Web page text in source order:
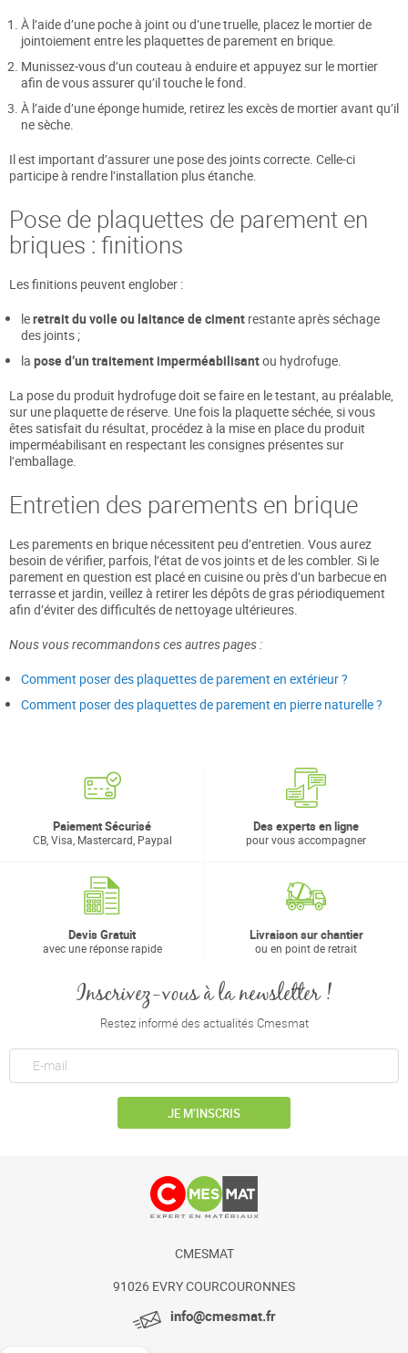
À l’aide d’une poche à joint ou d’une truelle, placez le mortier de
jointoiement entre les plaquettes de parement en brique.
Munissez-vous d’un couteau à enduire et appuyez sur le mortier
afin de vous assurer qu’il touche le fond.
À l’aide d’une éponge humide, retirez les excès de mortier avant qu’il
ne sèche.
Il est important d’assurer une pose des joints correcte. Celle-ci
participe à rendre l’installation plus étanche.
Pose de plaquettes de parement en
briques : finitions
Les finitions peuvent englober :
leretrait du voile ou laitance de ciment restante après séchage
des joints ;
la pose d’un traitement imperméabilisantou hydrofuge.
La pose du produit hydrofuge doit se faire en le testant, au préalable,
sur une plaquette de réserve. Une fois la plaquette séchée, si vous
êtes satisfait du résultat, procédez à la mise en place du produit
imperméabilisant en respectant les consignes présentes sur
l’emballage.
Entretien des parements en brique
Les parements en brique nécessitent peu d’entretien. Vous aurez
besoin de vérifier, parfois, l’état de vos joints et de les combler. Si le
parement en question est placé en cuisine ou près d’un barbecue en
terrasse et jardin, veillez à retirer les dépôts de gras périodiquement
afin d’éviter des difficultés de nettoyage ultérieures.
Nous vous recommandons ces autres pages :
Comment poser des plaquettes de parement en extérieur ?
Comment poser des plaquettes de parement en pierre naturelle ?
Paiement Sécurisé
CB, Visa, Mastercard, Paypal
Des experts en ligne
pour vous accompagner
Devis Gratuit
avec une réponse rapide
Livraison sur chantier
ou en point de retrait
Inscrivez-vous à la newsletter !
Restez informé des actualités Cmesmat
JE M’INSCRIS
CMESMAT
91026 EVRY COURCOURONNES
info@cmesmat.fr